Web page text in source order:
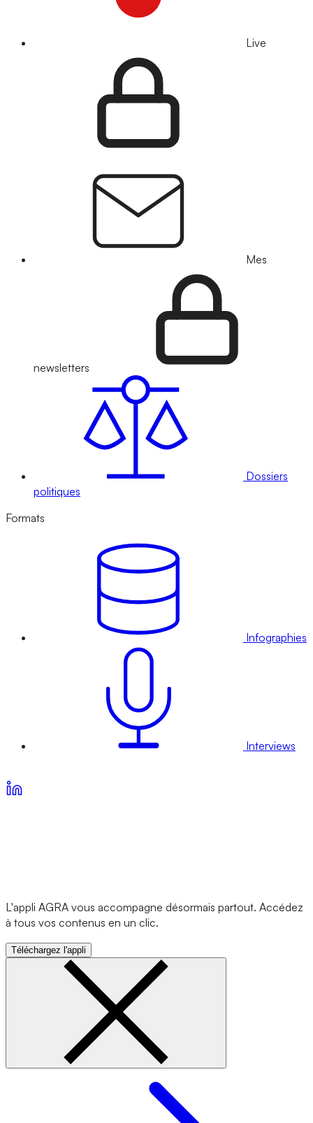
Live
Mes
newsletters
Dossiers
politiques
Formats
Infographies
Interviews
L'appli AGRA vous accompagne désormais partout. Accédez
à tous vos contenus en un clic.
Téléchargez l'appli